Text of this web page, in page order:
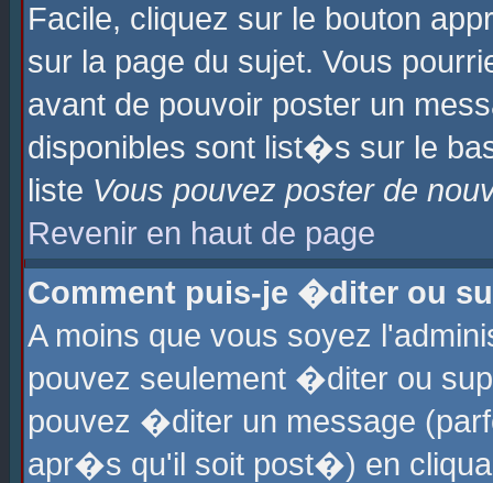
Facile, cliquez sur le bouton
sur la page du sujet. Vous
avant de pouvoir poster un
disponibles sont list�s sur le
liste Vous pouvez poster de
Revenir en haut de page
Comment puis-je �diter ou
A moins que vous soyez
pouvez seulement �diter ou
pouvez �diter un message
apr�s qu'il soit post�) en